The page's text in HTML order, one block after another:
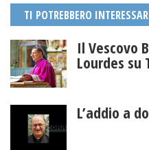
TI POTREBBERO
Il Vescovo
Lourdes su
L’addio a